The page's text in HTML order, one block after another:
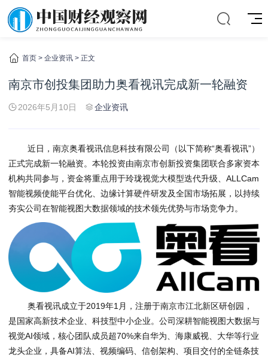
首页 > 企业资讯 > 正文
南京市创投集团助力奥看视讯完成新一轮融资
2026年5月10日 企业资讯
近日，南京奥看视讯信息科技有限公司（以下简称“奥看视讯”）
正式完成新一轮融资。本轮投资由南京市创新投资集团联合多家资本
机构共同参与，资金将重点用于玲珑视觉大模型迭代升级、ALLCam
智能视频使能平台优化、边缘计算硬件研发及全国市场拓展，以持续
夯实公司在智能视图大数据领域的技术领先优势与市场竞争力。
奥看视讯成立于2019年1月，注册于南京市江北新区研创园，
是国家高新技术企业、科技型中小企业。公司深耕智能视图大数据与
视觉AI领域，核心团队成员超70%来自华为、海康威视、大华等行业
龙头企业，具备AI算法、视频编码、信创架构、项目交付的全链条技